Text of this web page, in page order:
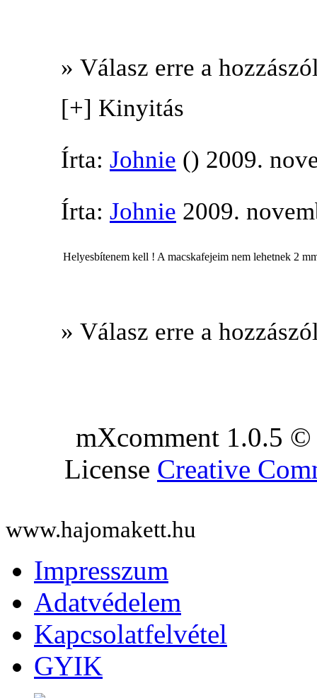
» Válasz erre a
[+] Kinyitás
Írta: Johnie () 2009.
Írta: Johnie 2009.
Helyesbítenem kell ! A macskafejeim nem lehetnek 2
» Válasz erre a
mXcomment 1.0.5
License Creative
www.hajomakett.hu
Impresszum
Adatvédelem
Kapcsolatfelvétel
GYIK